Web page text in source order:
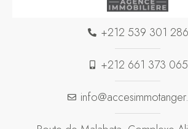
+212 539 301 286
+212 661 373 065